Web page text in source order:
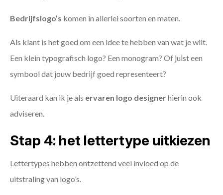
Bedrijfslogo’s komen in allerlei soorten en maten.
Als klant is het goed om een idee te hebben van wat je wilt.
Een klein typografisch logo? Een monogram? Of juist een
symbool dat jouw bedrijf goed representeert?
Uiteraard kan ik je als ervaren logo designerhierin ook
adviseren.
Stap 4: het lettertype uitkiezen
Lettertypes hebben ontzettend veel invloed op de
uitstraling van logo’s.